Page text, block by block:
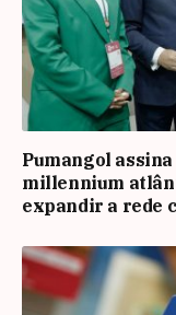
Pumangol
millennium
expandir a rede